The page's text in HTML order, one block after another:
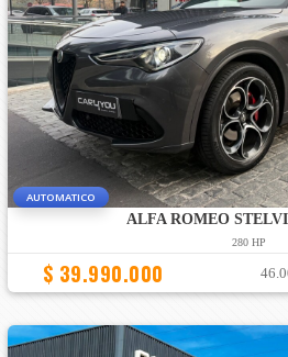
AUTOMATICO
ALFA ROMEO
280 HP
$ 39.990.000